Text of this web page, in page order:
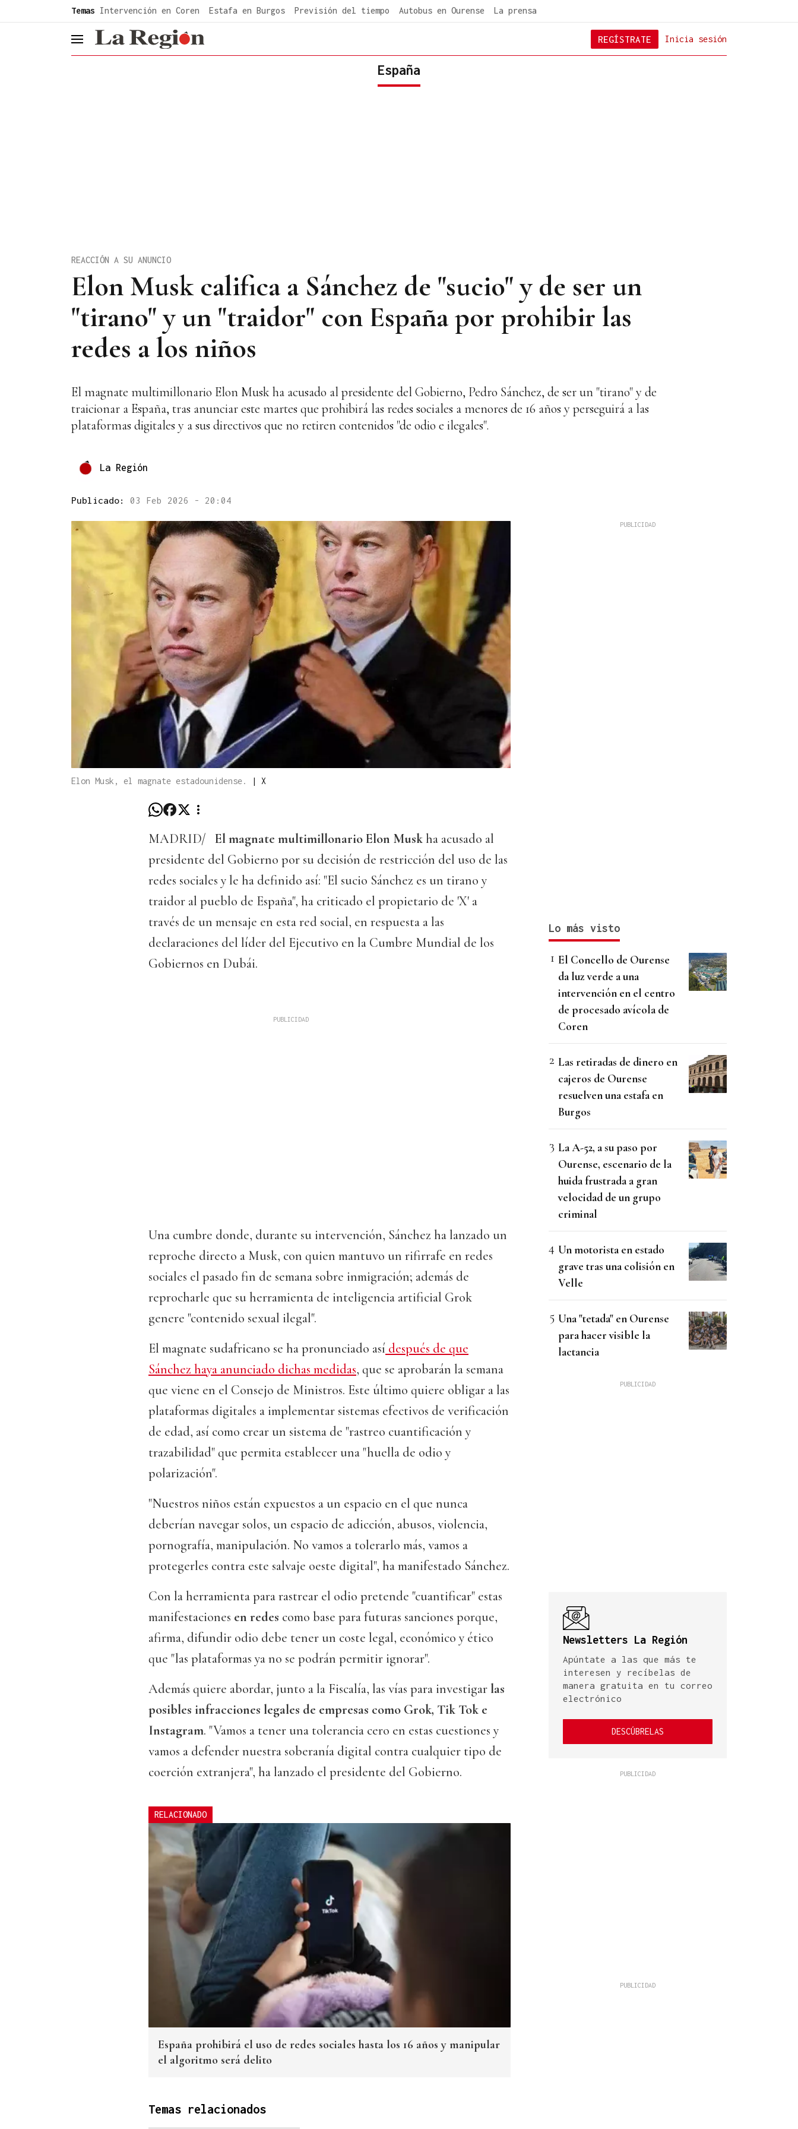
Temas Intervención en Coren Estafa en Burgos Previsión del tiempo Autobus en Ourense La prensa
header.menu.open Inicia sesión
REGÍSTRATE
España
Elon Musk califica a Sánchez de "sucio" y de ser un
"tirano" y un "traidor" con España por prohibir las
redes a los niños
REACCIÓN A SU ANUNCIO
El magnate multimillonario Elon Musk ha acusado al presidente del Gobierno, Pedro Sánchez, de ser un "tirano" y de
traicionar a España, tras anunciar este martes que prohibirá las redes sociales a menores de 16 años y perseguirá a las
plataformas digitales y a sus directivos que no retiren contenidos "de odio e ilegales".
La Región
Publicado: 03 Feb 2026 - 20:04
Elon Musk, el magnate estadounidense. | X
MADRID/ El magnate multimillonario Elon Muskha acusado al
presidente del Gobierno por su decisión de restricción del uso de las
redes sociales y le ha definido así: "El sucio Sánchez es un tirano y
traidor al pueblo de España", ha criticado el propietario de 'X' a
través de un mensaje en esta red social, en respuesta a las
declaraciones del líder del Ejecutivo en la Cumbre Mundial de los
Gobiernos en Dubái.
Una cumbre donde, durante su intervención, Sánchez ha lanzado un
reproche directo a Musk, con quien mantuvo un rifirrafe en redes
sociales el pasado fin de semana sobre inmigración; además de
reprocharle que su herramienta de inteligencia artificial Grok
genere "contenido sexual ilegal".
El magnate sudafricano se ha pronunciado así después de que
Sánchez haya anunciado dichas medidas, que se aprobarán la semana
que viene en el Consejo de Ministros. Este último quiere obligar a las
plataformas digitales a implementar sistemas efectivos de verificación
de edad, así como crear un sistema de "rastreo cuantificación y
trazabilidad" que permita establecer una "huella de odio y
polarización".
"Nuestros niños están expuestos a un espacio en el que nunca
deberían navegar solos, un espacio de adicción, abusos, violencia,
pornografía, manipulación. No vamos a tolerarlo más, vamos a
protegerles contra este salvaje oeste digital", ha manifestado Sánchez.
Con la herramienta para rastrear el odio pretende "cuantificar" estas
manifestaciones en redes como base para futuras sanciones porque,
afirma, difundir odio debe tener un coste legal, económico y ético
que "las plataformas ya no se podrán permitir ignorar".
Además quiere abordar, junto a la Fiscalía, las vías para investigar las
posibles infracciones legales de empresas como Grok, Tik Tok e
Instagram. "Vamos a tener una tolerancia cero en estas cuestiones y
vamos a defender nuestra soberanía digital contra cualquier tipo de
coerción extranjera", ha lanzado el presidente del Gobierno.
RELACIONADO
España prohibirá el uso de redes sociales hasta los 16 años y manipular
el algoritmo será delito
Temas relacionados
Lo más visto
El Concello de Ourense
da luz verde a una
intervención en el centro
de procesado avícola de
Coren
Las retiradas de dinero en
cajeros de Ourense
resuelven una estafa en
Burgos
La A-52, a su paso por
Ourense, escenario de la
huida frustrada a gran
velocidad de un grupo
criminal
Un motorista en estado
grave tras una colisión en
Velle
Una "tetada" en Ourense
para hacer visible la
lactancia
Newsletters La Región
Apúntate a las que más te
interesen y recíbelas de
manera gratuita en tu correo
electrónico
DESCÚBRELAS